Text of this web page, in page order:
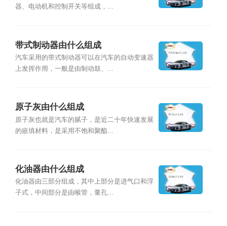
器、电动机和控制开关等组成，...
带式制动器由什么组成
汽车采用的带式制动器可以在汽车的自动变速器
上发挥作用，一般是由制动鼓、...
原子灰由什么组成
原子灰也就是汽车的腻子，是近二十年快速发展
的嵌填材料，是采用不饱和聚酯...
化油器由什么组成
化油器由三部分组成，其中上部分是进气口和浮
子式，中间部分是由喉管，量孔...